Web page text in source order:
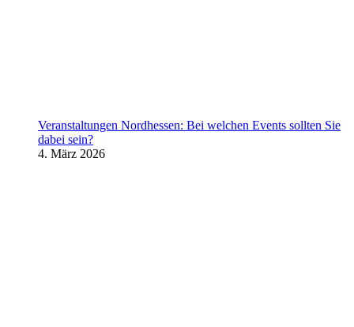
Veranstaltungen Nordhessen: Bei welchen Events sollten Sie
dabei sein?
4. März 2026